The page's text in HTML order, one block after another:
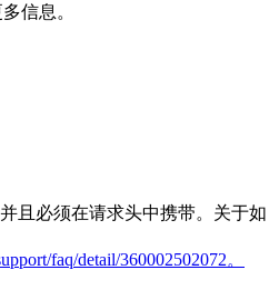
信息。
且必须在请求头中携带。关于如
faq/detail/360002502072。